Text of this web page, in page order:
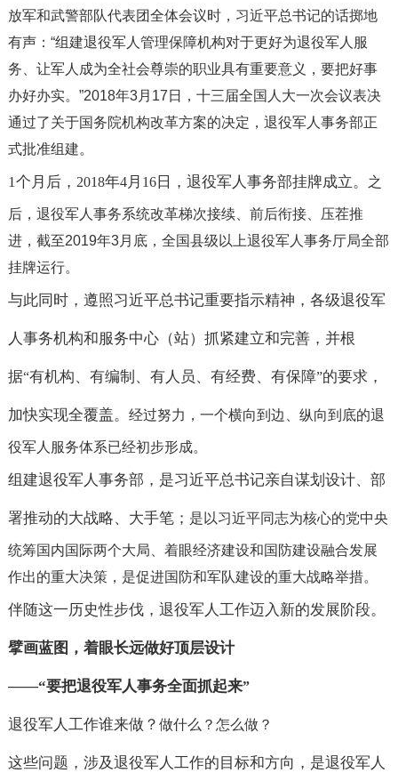
放军和武警部队代表团全体会议时，习近平总书记的话掷地
有声： “组建退役军人管理保障机构对于更好为退役军人服
务、让军人成为全社会尊崇的职业具有重要意义，要把好事
办好办实。 ”2018年3月 17 日，十三届全国人大一次会议表决
通过了关于国务院机构改革方案的决定，退役军人事务部正
式批准组建。
1个月后， 2018年4月 16日，退役军人事务部挂牌成立。 之
后，退役军人事务系统改革梯次接续、前后衔接、压茬推
进，截至2019年3月底，全国县级以上退役军人事务厅局全部
挂牌运行。
与此同时，遵照习近平总书记重要指示精神，各级退役军
人事务机构和服务中心（站）抓紧建立和完善，并根
据“有机构、有编制、有人员、有经费、有保障”的要求，
加快实现全覆盖。 经过努力，一个横向到边、纵向到底的退
役军人服务体系已经初步形成。
组建退役军人事务部，是习近平总书记亲自谋划设计、部
署推动的大战略、大手笔； 是以习近平同志为核心的党中央
统筹国内国际两个大局、着眼经济建设和国防建设融合发展
作出的重大决策，是促进国防和军队建设的重大战略举措。
伴随这一历史性步伐，退役军人工作迈入新的发展阶段。
擘画蓝图，着眼长远做好顶层设计
——“要把退役军人事务全面抓起来”
退役军人工作谁来做？ 做什么？ 怎么做？
这些问题，涉及退役军人工作的目标和方向，是退役军人